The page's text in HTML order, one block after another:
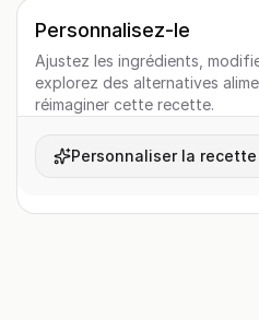
Personnalisez-le
Ajustez les ingrédients,
explorez des alternatives
réimaginer cette recette.
Personnaliser la recette